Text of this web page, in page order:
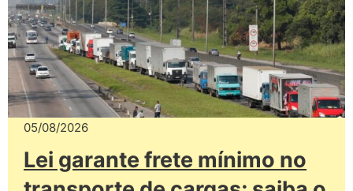
05/08/2026
Lei garante frete mínimo no